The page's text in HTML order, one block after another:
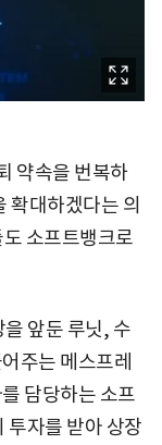
약속을 번복하
확대하겠다는 의
소프트뱅크로
앞둔 루닛, 수
주는 메스프레
담당하는 소프
투자를 받아 상장